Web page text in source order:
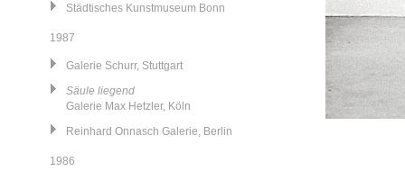
Städtisches Kunstmuseum Bonn
1987
Galerie Schurr, Stuttgart
Säule liegend
Galerie Max Hetzler, Köln
Reinhard Onnasch Galerie, Berlin
1986